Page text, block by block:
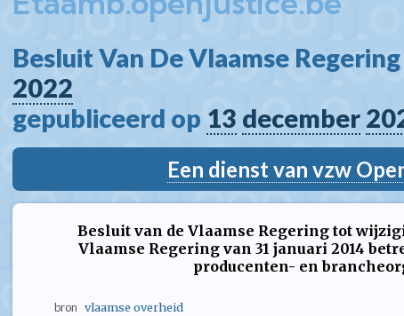
Besluit Van De Vlaamse
2022
gepubliceerd op 13 december
Een dienst van vzw
Besluit van de Vlaamse Regering tot
Vlaamse Regering van 31 januari 2014
producenten- en
bron vlaamse overheid